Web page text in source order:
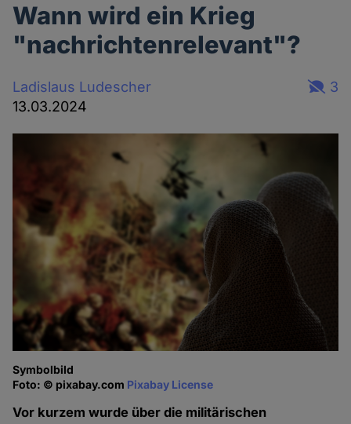
Wann wird ein Krieg
"nachrichtenrelevant"?
Ladislaus Ludescher
13.03.2024
3
Symbolbild
Foto: © pixabay.com Pixabay License
Vor kurzem wurde über die militärischen